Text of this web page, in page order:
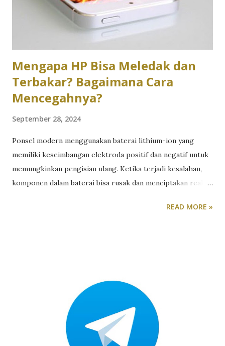
pengguna, karena keyboard yang kotor bisa menjadi sarang
bakteri dan kuman. Dengan merawat keyboard, Anda juga
bisa menghindari biaya perbaikan atau penggantian yang
tidak perlu, ...
Mengapa HP Bisa Meledak dan
Terbakar? Bagaimana Cara
Mencegahnya?
September 28, 2024
Ponsel modern menggunakan baterai lithium-ion yang
memiliki keseimbangan elektroda positif dan negatif untuk
memungkinkan pengisian ulang. Ketika terjadi kesalahan,
komponen dalam baterai bisa rusak dan menciptakan reaksi
Penyebab utama ponsel meledak adalah panas berlebih. Jika
menyebabkan baterai menghasilkan lebih banyak panas dan
akhirnya terbakar atau meledak. Kerusakan fisik, seperti
jatuh atau bengkok berlebihan, juga bisa mengganggu kerja
internal baterai. Menyimpan ponsel di bawah sinar matahari
terlalu lama, malware yang membuat CPU bekerja terlalu
READ MORE »